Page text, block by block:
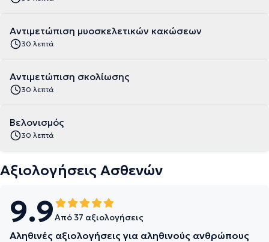
Αντιμετώπιση μυοσκελετικών κακώσεων
30 λεπτά
Αντιμετώπιση σκολίωσης
30 λεπτά
Βελονισμός
30 λεπτά
Αξιολογήσεις Ασθενών
9.9Από 37 αξιολογήσεις
Αληθινές αξιολογήσεις για αληθινούς ανθρώπους